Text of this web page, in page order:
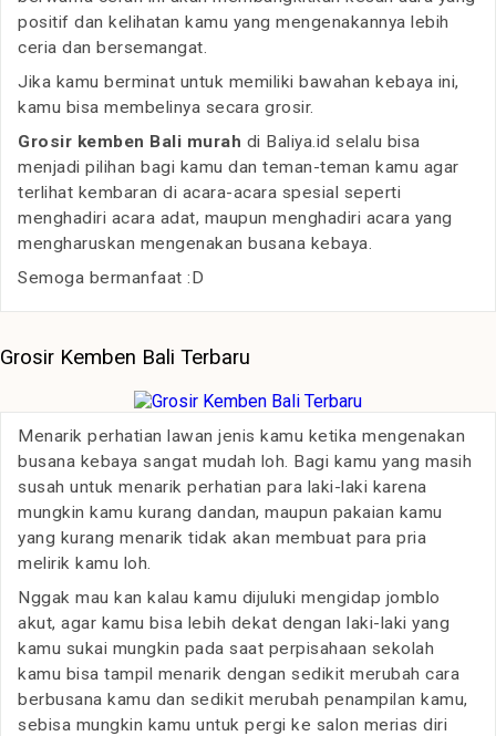
positif dan kelihatan kamu yang mengenakannya lebih
ceria dan bersemangat.
Jika kamu berminat untuk memiliki bawahan kebaya ini,
kamu bisa membelinya secara grosir.
Grosir kemben Bali murah di Baliya.id selalu bisa
menjadi pilihan bagi kamu dan teman-teman kamu agar
terlihat kembaran di acara-acara spesial seperti
menghadiri acara adat, maupun menghadiri acara yang
mengharuskan mengenakan busana kebaya.
Semoga bermanfaat :D
Grosir Kemben Bali Terbaru
Menarik perhatian lawan jenis kamu ketika mengenakan
busana kebaya sangat mudah loh. Bagi kamu yang masih
susah untuk menarik perhatian para laki-laki karena
mungkin kamu kurang dandan, maupun pakaian kamu
yang kurang menarik tidak akan membuat para pria
melirik kamu loh.
Nggak mau kan kalau kamu dijuluki mengidap jomblo
akut, agar kamu bisa lebih dekat dengan laki-laki yang
kamu sukai mungkin pada saat perpisahaan sekolah
kamu bisa tampil menarik dengan sedikit merubah cara
berbusana kamu dan sedikit merubah penampilan kamu,
sebisa mungkin kamu untuk pergi ke salon merias diri